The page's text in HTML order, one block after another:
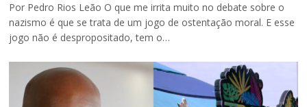
Por Pedro Rios Leão O que me irrita muito no debate sobre o
nazismo é que se trata de um jogo de ostentação moral. E esse
jogo não é despropositado, tem o…